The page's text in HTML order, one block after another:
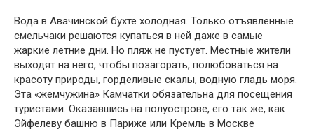
Вода в Авачинской бухте холодная. Только отъявленные
смельчаки решаются купаться в ней даже в самые
жаркие летние дни. Но пляж не пустует. Местные жители
выходят на него, чтобы позагорать, полюбоваться на
красоту природы, горделивые скалы, водную гладь моря.
Эта «жемчужина» Камчатки обязательна для посещения
туристами. Оказавшись на полуострове, его так же, как
Эйфелеву башню в Париже или Кремль в Москве